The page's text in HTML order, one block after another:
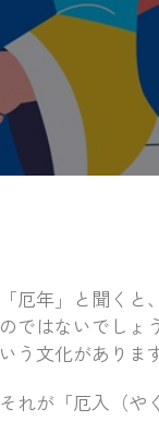
「厄年」と聞く
のではないでしょ
いう文化がありま
それが「厄入（や